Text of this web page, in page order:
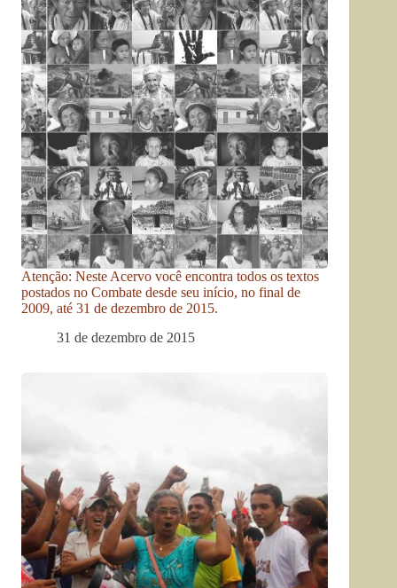
Atenção: Neste Acervo você encontra todos os textos
postados no Combate desde seu início, no final de
2009, até 31 de dezembro de 2015.
31 de dezembro de 2015